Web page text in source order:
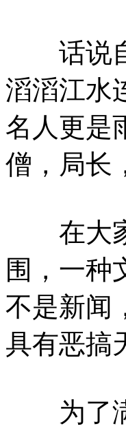
话说自
滔滔江水
名人更是
僧，局
在大家
围，一种
不是新闻
具有恶搞
为了满